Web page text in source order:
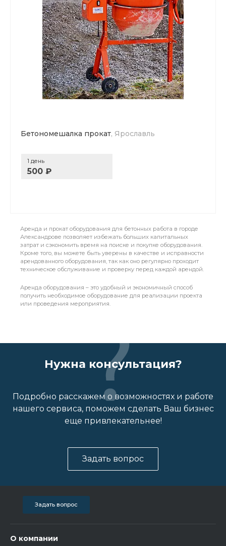
Бетономешалка прокат, Ярославль
1 день
500 ₽
Аренда и прокат оборудования для бетонных работа в городе
Александрове позволяет избежать больших капитальных
затрат и сэкономить время на поиске и покупке оборудования.
Кроме того, вы можете быть уверены в качестве и исправности
арендованного оборудования, так как оно регулярно проходит
техническое обслуживание и проверку перед каждой арендой.
Аренда оборудования – это удобный и экономичный способ
получить необходимое оборудование для реализации проекта
или проведения мероприятия.
Нужна консультация?
Подробно расскажем о возможностях и работе
нашего сервиса, поможем сделать Ваш бизнес
еще привлекательнее!
Задать вопрос
Задать вопрос
О компании